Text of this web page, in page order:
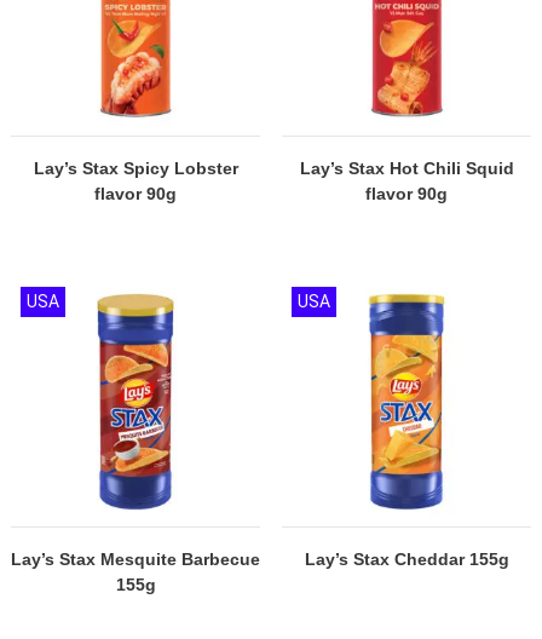
Lay’s Stax Spicy Lobster
flavor 90g
Lay’s Stax Hot Chili Squid
flavor 90g
Lay’s Stax Mesquite Barbecue
155g
USA
Lay’s Stax Cheddar 155g
USA